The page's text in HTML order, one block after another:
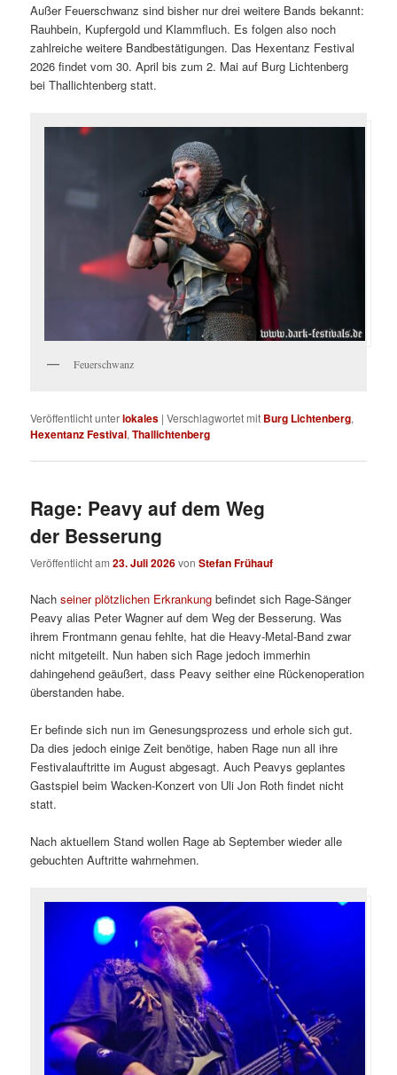
Außer Feuerschwanz sind bisher nur drei weitere Bands bekannt:
Rauhbein, Kupfergold und Klammfluch. Es folgen also noch
zahlreiche weitere Bandbestätigungen. Das Hexentanz Festival
2026 findet vom 30. April bis zum 2. Mai auf Burg Lichtenberg
bei Thallichtenberg statt.
Feuerschwanz
Veröffentlicht unterlokales |Verschlagwortet mit Burg Lichtenberg,
Hexentanz Festival,Thallichtenberg
Rage: Peavy auf dem Weg
der Besserung
Veröffentlicht am23. Juli 2026vonStefan Frühauf
Nachseiner plötzlichen Erkrankung befindet sich Rage-Sänger
Peavy alias Peter Wagner auf dem Weg der Besserung. Was
ihrem Frontmann genau fehlte, hat die Heavy-Metal-Band zwar
nicht mitgeteilt. Nun haben sich Rage jedoch immerhin
dahingehend geäußert, dass Peavy seither eine Rückenoperation
überstanden habe.
Er befinde sich nun im Genesungsprozess und erhole sich gut.
Da dies jedoch einige Zeit benötige, haben Rage nun all ihre
Festivalauftritte im August abgesagt. Auch Peavys geplantes
Gastspiel beim Wacken-Konzert von Uli Jon Roth findet nicht
statt.
Nach aktuellem Stand wollen Rage ab September wieder alle
gebuchten Auftritte wahrnehmen.